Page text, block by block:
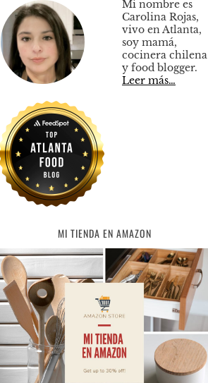
Mi nombre es
Carolina Rojas,
vivo en Atlanta,
soy mamá,
cocinera chilena
y food blogger.
Leer más…
MI TIENDA EN AMAZON